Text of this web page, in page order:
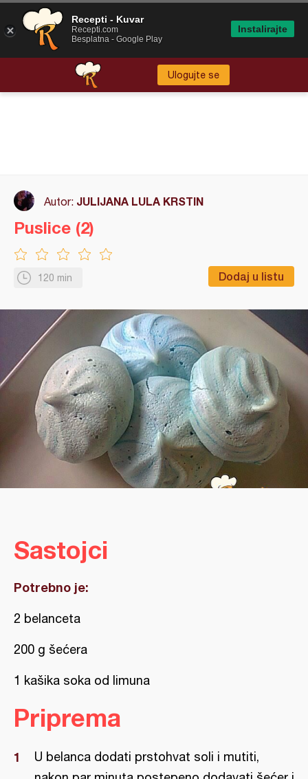
Ulogujte se
Autor: JULIJANA LULA KRSTIN
120 min Dodaj u listu
Puslice (2)
Sastojci
Potrebno je:
2 belanceta
200 g šećera
1 kašika soka od limuna
Priprema
U belanca dodati prstohvat soli i mutiti,
Recepti - Kuvar
Recepti.com
Besplatna - Google Play
Instalirajte